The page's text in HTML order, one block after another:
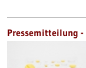
Pressemitteilung -